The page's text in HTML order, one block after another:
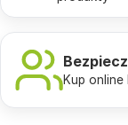
Kup online